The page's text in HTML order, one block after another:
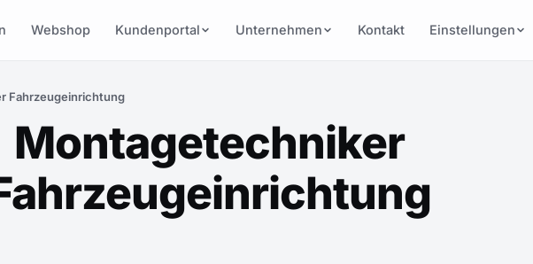
Webshop Kundenportal Unternehmen Kontakt Einstellungen
Fahrzeugeinrichtung
Montagetechniker